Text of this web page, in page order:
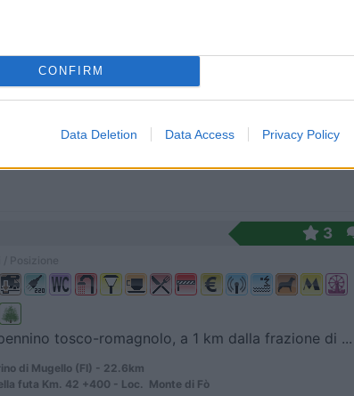
CONFIRM
Data Deletion Data Access Privacy Policy
(FI) - 22.4km
3
tosco-romagnolo, a 1 km dalla frazione di ...
di Mugello (FI) - 22.6km
futa Km. 42 +400 - Loc. Monte di Fò